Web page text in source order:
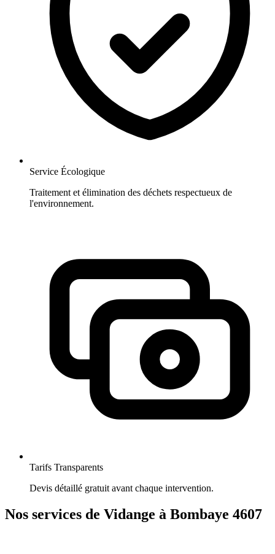
Service Écologique
Traitement et élimination des déchets respectueux de
l'environnement.
Tarifs Transparents
Devis détaillé gratuit avant chaque intervention.
Nos services de Vidange à Bombaye 4607